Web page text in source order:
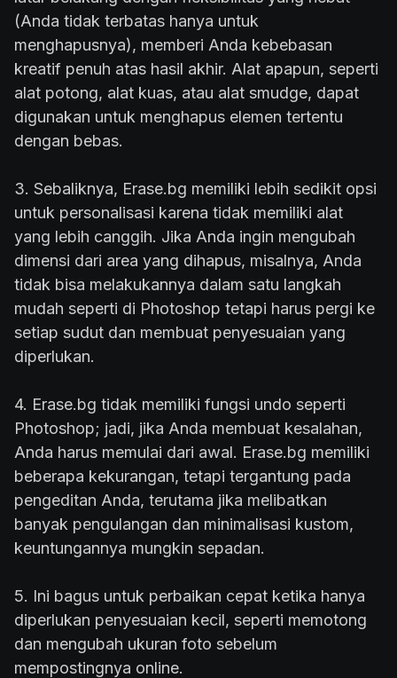
(Anda tidak terbatas hanya untuk
menghapusnya), memberi Anda kebebasan
kreatif penuh atas hasil akhir. Alat apapun, seperti
alat potong, alat kuas, atau alat smudge, dapat
digunakan untuk menghapus elemen tertentu
dengan bebas.
3. Sebaliknya, Erase.bg memiliki lebih sedikit opsi
untuk personalisasi karena tidak memiliki alat
yang lebih canggih. Jika Anda ingin mengubah
dimensi dari area yang dihapus, misalnya, Anda
tidak bisa melakukannya dalam satu langkah
mudah seperti di Photoshop tetapi harus pergi ke
setiap sudut dan membuat penyesuaian yang
diperlukan.
4. Erase.bg tidak memiliki fungsi undo seperti
Photoshop; jadi, jika Anda membuat kesalahan,
Anda harus memulai dari awal. Erase.bg memiliki
beberapa kekurangan, tetapi tergantung pada
pengeditan Anda, terutama jika melibatkan
banyak pengulangan dan minimalisasi kustom,
keuntungannya mungkin sepadan.
5. Ini bagus untuk perbaikan cepat ketika hanya
diperlukan penyesuaian kecil, seperti memotong
dan mengubah ukuran foto sebelum
mempostingnya online.